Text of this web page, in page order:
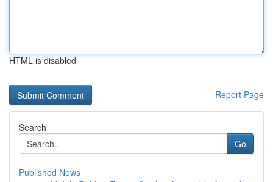
HTML is disabled
Report Page
Search
Go
Published News